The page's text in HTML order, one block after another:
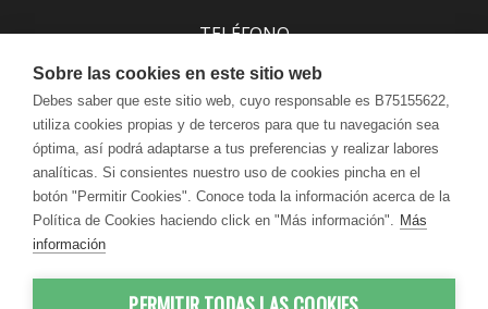
TELÉFONO
EMAIL
info@lindavita.com
HORARIO
Lun - Jue / 9:00 - 18:30
Vie / 9:00 - 17:30
Sobre las cookies en este sitio web
Debes saber que este sitio web, cuyo responsable es B75155622,
utiliza cookies propias y de terceros para que tu navegación sea
óptima, así podrá adaptarse a tus preferencias y realizar labores
analíticas. Si consientes nuestro uso de cookies pincha en el
botón "Permitir Cookies". Conoce toda la información acerca de la
Política de Cookies haciendo click en "Más información". Más
información